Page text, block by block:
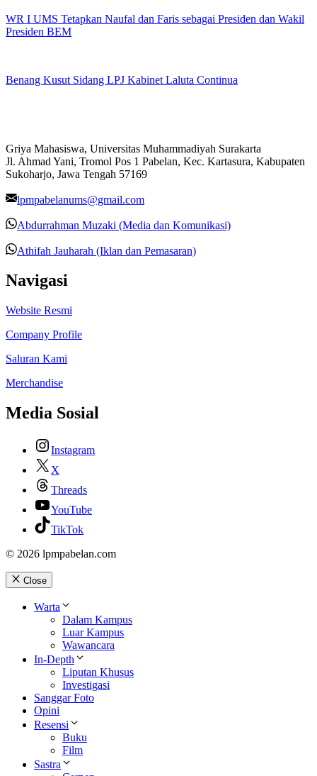
WR I UMS Tetapkan Naufal dan Faris sebagai Presiden dan Wakil
Presiden BEM
Benang Kusut Sidang LPJ Kabinet Laluta Continua
Griya Mahasiswa, Universitas Muhammadiyah Surakarta
Jl. Ahmad Yani, Tromol Pos 1 Pabelan, Kec. Kartasura, Kabupaten
Sukoharjo, Jawa Tengah 57169
lpmpabelanums@gmail.com
Abdurrahman Muzaki (Media dan Komunikasi)
Athifah Jauharah (Iklan dan Pemasaran)
Navigasi
Website Resmi
Company Profile
Saluran Kami
Merchandise
Media Sosial
Instagram
X
Threads
YouTube
TikTok
© 2026 lpmpabelan.com
Close
Warta
Dalam Kampus
Luar Kampus
Wawancara
In-Depth
Liputan Khusus
Investigasi
Sanggar Foto
Opini
Resensi
Buku
Film
Sastra